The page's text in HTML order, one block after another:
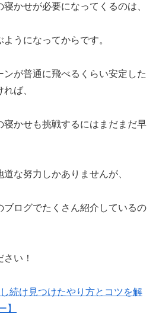
かせが必要になってくるのは、
うになってからです。
が普通に飛べるくらい安定した
ば、
寝かせも挑戦するにはまだまだ早
な努力しかありませんが、
ブログでたくさん紹介しているの
い！
続け見つけたやり方とコツを解
】